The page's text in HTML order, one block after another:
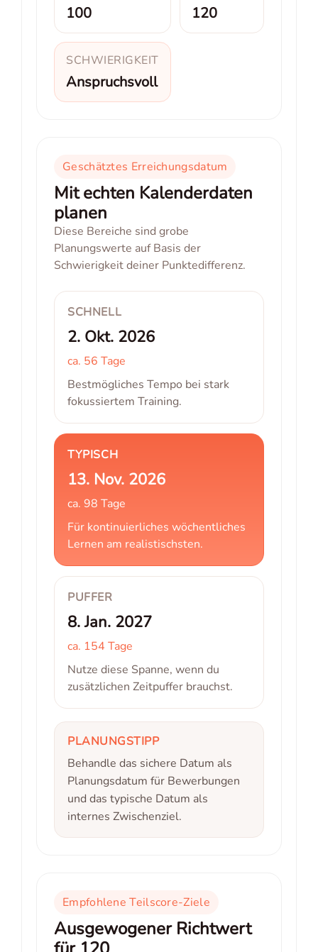
100 120
SCHWIERIGKEIT
Anspruchsvoll
Geschätztes Erreichungsdatum
Mit echten Kalenderdaten
planen
Diese Bereiche sind grobe
Planungswerte auf Basis der
Schwierigkeit deiner Punktedifferenz.
SCHNELL
2. Okt. 2026
ca. 56 Tage
Bestmögliches Tempo bei stark
fokussiertem Training.
TYPISCH
13. Nov. 2026
ca. 98 Tage
Für kontinuierliches wöchentliches
Lernen am realistischsten.
PUFFER
8. Jan. 2027
ca. 154 Tage
Nutze diese Spanne, wenn du
zusätzlichen Zeitpuffer brauchst.
PLANUNGSTIPP
Behandle das sichere Datum als
Planungsdatum für Bewerbungen
und das typische Datum als
internes Zwischenziel.
Empfohlene Teilscore-Ziele
Ausgewogener Richtwert